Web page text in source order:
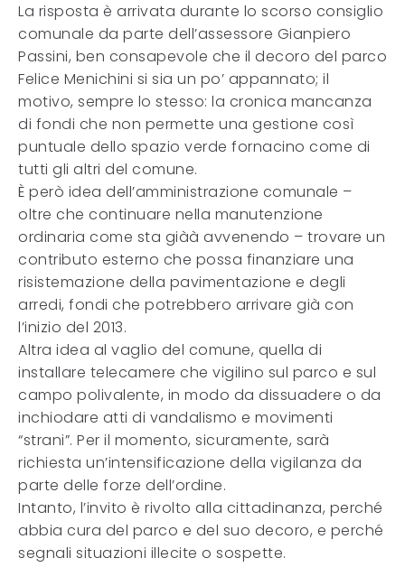
La risposta è arrivata durante lo scorso consiglio
comunale da parte dell’assessore Gianpiero
Passini, ben consapevole che il decoro del parco
Felice Menichini si sia un po’ appannato; il
motivo, sempre lo stesso: la cronica mancanza
di fondi che non permette una gestione così
puntuale dello spazio verde fornacino come di
tutti gli altri del comune.
È però idea dell’amministrazione comunale –
oltre che continuare nella manutenzione
ordinaria come sta giàà avvenendo – trovare un
contributo esterno che possa finanziare una
risistemazione della pavimentazione e degli
arredi, fondi che potrebbero arrivare già con
l’inizio del 2013.
Altra idea al vaglio del comune, quella di
installare telecamere che vigilino sul parco e sul
campo polivalente, in modo da dissuadere o da
inchiodare atti di vandalismo e movimenti
“strani”. Per il momento, sicuramente, sarà
richiesta un’intensificazione della vigilanza da
parte delle forze dell’ordine.
Intanto, l’invito è rivolto alla cittadinanza, perché
abbia cura del parco e del suo decoro, e perché
segnali situazioni illecite o sospette.